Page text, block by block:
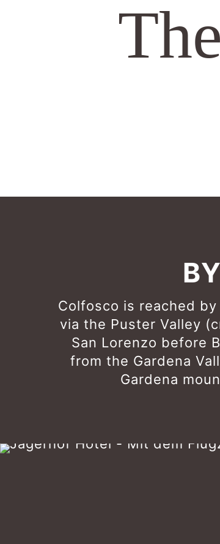
Colfosco is reached
via the Puster Valley
San Lorenzo before
from the Gardena
Gardena